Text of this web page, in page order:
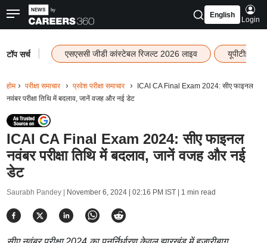
English
Login
टॉप सर्च एसएससी जीडी कांस्टेबल रिजल्ट 2026 लाइव यूपीटीईटी
होम परीक्षा समाचार प्रवेश परीक्षा समाचार
ICAI CA Final Exam 2024: सीए फाइनल
नवंबर परीक्षा तिथि में बदलाव, जानें वजह और नई डेट
ICAI CA Final Exam 2024: सीए फाइनल
नवंबर परीक्षा तिथि में बदलाव, जानें वजह और नई
डेट
Saurabh Pandey | November 6, 2024 | 02:16 PM IST| 1 min read